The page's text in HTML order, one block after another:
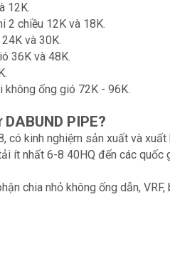
12K.
2 chiều 12K và 18K.
và 30K.
36K và 48K.
ống gió 72K - 96K.
PIPE?
có kinh nghiệm sản xuất và
ít nhất 6-8 40HQ đến các quốc
chia nhỏ không ống dẫn,